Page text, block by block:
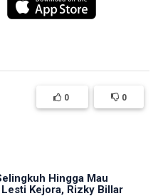
0 0
Hingga Mau
Kejora, Rizky Billar